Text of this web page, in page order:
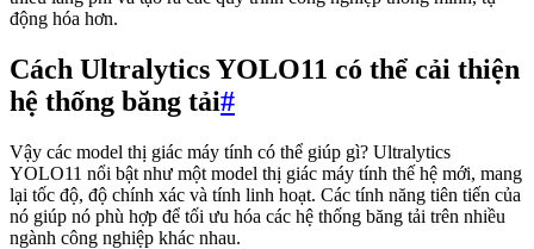
động hóa hơn.
Cách Ultralytics YOLO11 có thể cải thiện
hệ thống băng tải#
Vậy các model thị giác máy tính có thể giúp gì? Ultralytics
YOLO11 nổi bật như một model thị giác máy tính thế hệ mới, mang
lại tốc độ, độ chính xác và tính linh hoạt. Các tính năng tiên tiến của
nó giúp nó phù hợp để tối ưu hóa các hệ thống băng tải trên nhiều
ngành công nghiệp khác nhau.